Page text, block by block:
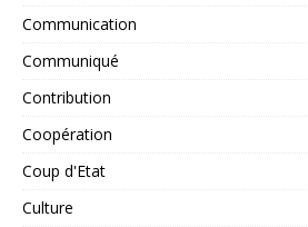
Communication
Communiqué
Contribution
Coopération
Coup d'Etat
Culture